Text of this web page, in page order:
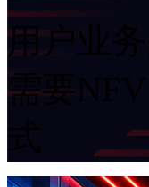
用户业务
需要